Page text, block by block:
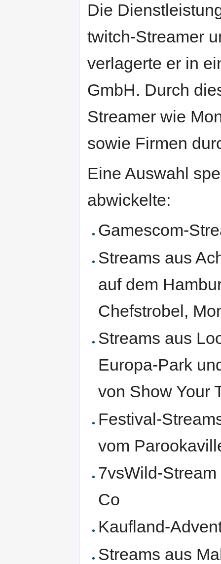
Die
twitch-Streamer
verlagerte er in
GmbH. Durch
Streamer wie
sowie Firmen
Eine Auswahl
abwickelte:
Gamescom-
Streams aus
auf dem
Chefstrobel,
Streams aus
Europa-Park
von Show Your
Festival-
vom
7vsWild-
Co
Kaufland-
Streams aus